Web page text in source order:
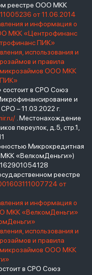
реестре ООО МКК
от 11.06.2014
и информация о
МКК «Центрофинанс
ПИК»
использования и
и правила
микрозаймов ООО МКК
в СРО Союз
и
– 11.03.2022 г.
. Местонахождение
переулок, д.5, стр.1,
Микрокредитная
«ВелкомДеньги»)
реестре
от
и информация о
МКК «ВелкомДеньги»
использования и
и правила
микрозаймов ООО МКК
в СРО Союз